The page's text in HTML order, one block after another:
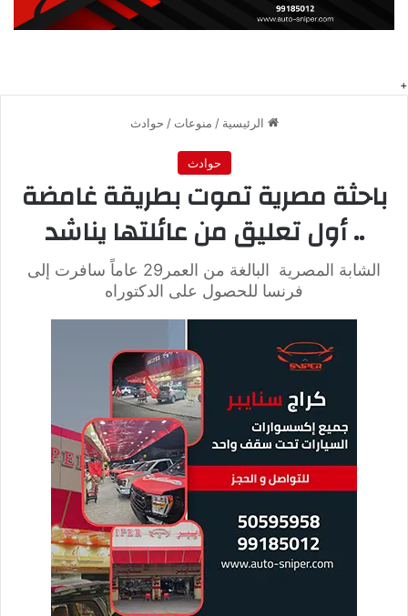
للمتغيب كان بصحبة صديقه، وبعد التحري وجمع المعلومات، بما في
ذلك تفريغ الكاميرات، تبين أن المجني عليه قد ذهب مع صديقه إلى
عند تفتيش الشقة، عثرت أجهزة الأمنعلى جثة الشاب المفقود، وتم
القبض على صديقه الذي انهار واعترف بارتكاب الجريمة ، حيث قام
بدفنه بمساعدة والده تحت أرضية حمام المنزل.